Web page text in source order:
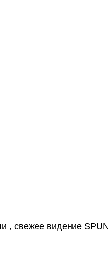
, свежее видение